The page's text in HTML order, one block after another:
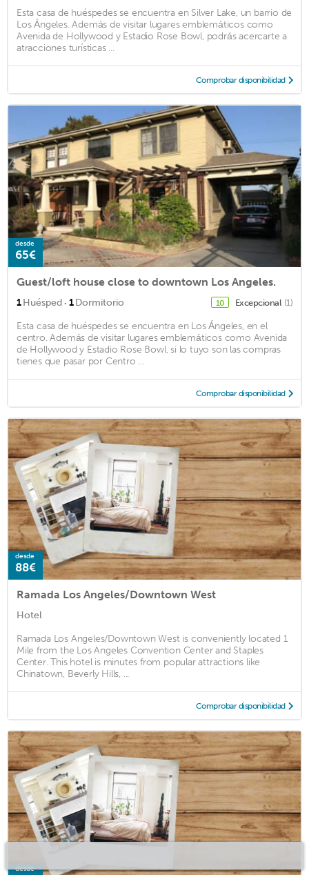
Esta casa de huéspedes se encuentra en Silver Lake, un barrio de
Los Ángeles. Además de visitar lugares emblemáticos como
Avenida de Hollywood y Estadio Rose Bowl, podrás acercarte a
atracciones turísticas ...
Comprobar disponibilidad
desde
65€
Guest/loft house close to downtown Los Angeles.
1Huésped · 1Dormitorio 10 Excepcional (1)
Esta casa de huéspedes se encuentra en Los Ángeles, en el
centro. Además de visitar lugares emblemáticos como Avenida
de Hollywood y Estadio Rose Bowl, si lo tuyo son las compras
tienes que pasar por Centro ...
Comprobar disponibilidad
desde
88€
Ramada Los Angeles/Downtown West
Hotel
Ramada Los Angeles/Downtown West is conveniently located 1
Mile from the Los Angeles Convention Center and Staples
Center. This hotel is minutes from popular attractions like
Chinatown, Beverly Hills, ...
Comprobar disponibilidad
desde